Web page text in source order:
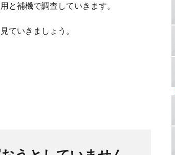
と補機で調査していきます。
ていきましょう。